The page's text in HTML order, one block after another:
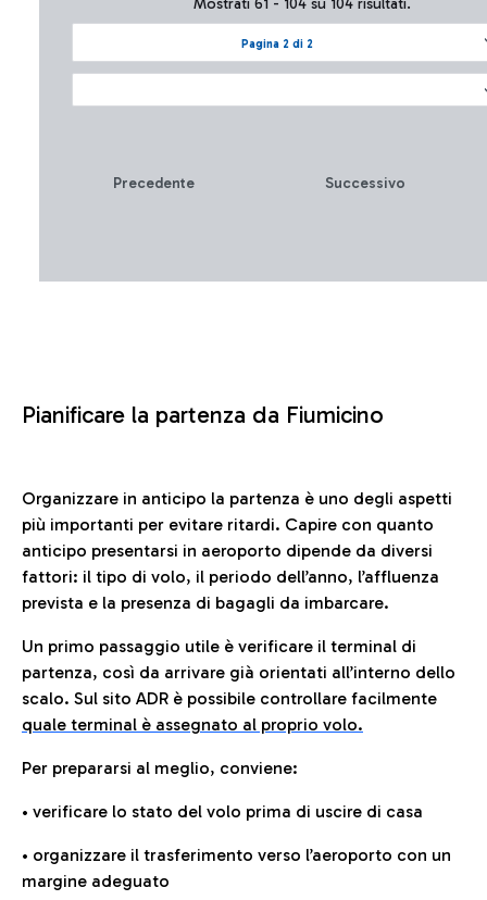
Pagina 2 di 2
Mostrati 61 - 104 su 104 risultati.
Precedente Successivo
Pianificare la partenza da Fiumicino
Organizzare in anticipo la partenza è uno degli aspetti
più importanti per evitare ritardi. Capire con quanto
anticipo presentarsi in aeroporto dipende da diversi
fattori: il tipo di volo, il periodo dell’anno, l’affluenza
prevista e la presenza di bagagli da imbarcare.
Un primo passaggio utile è verificare il terminal di
partenza, così da arrivare già orientati all’interno dello
scalo. Sul sito ADR è possibile controllare facilmente
quale terminal è assegnato al proprio volo.
Per prepararsi al meglio, conviene:
• verificare lo stato del volo prima di uscire di casa
• organizzare il trasferimento verso l’aeroporto con un
margine adeguato